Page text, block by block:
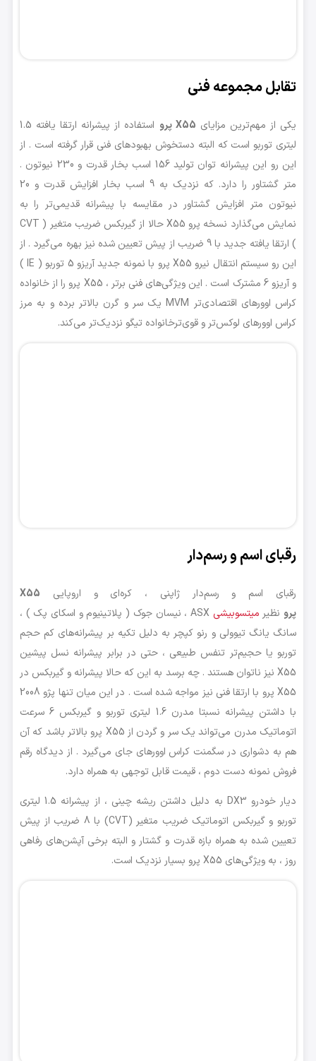
تقابل مجموعه فنی
یکی از مهم‌ترین مزایای X55 پرو
استفاده از پیشرانه ارتقا یافته 1.5
لیتری توربو است که البته دستخوش بهبودهای فنی قرار گرفته است . از
این رو این پیشرانه توان تولید 156 اسب بخار قدرت و 230 نیوتون .
متر گشتاور را دارد. که نزدیک به 9 اسب بخار افزایش قدرت و 20
نیوتون متر افزایش گشتاور در مقایسه با پیشرانه قدیمی‌تر را به
نمایش می‌گذارد نسخه پرو X55 حالا از گیربکس ضریب متغیر ( CVT
) ارتقا یافته جدید با 9 ضریب از پیش تعیین شده نیز بهره می‌گیرد . از
این رو سیستم انتقال نیرو X55 پرو با نمونه جدید آریزو 5 توربو ( IE )
و آریزو 6 مشترک است . این ویژگی‌های فنی برتر ، X55 پرو را از خانواده
کراس اوورهای اقتصادی‌تر MVM یک سر و گرن بالاتر برده و به مرز
کراس اوورهای لوکس‌تر و قوی‌ترخانواده تیگو نزدیک‌تر می‌کند.
رقبای اسم و رسم‌دار
رقبای اسم و رسم‌دار ژاپنی ، کره‌ای و اروپایی X55
پرو نظیر میتسوبیشی
ASX ، نیسان جوک ( پلاتینیوم و اسکای پک ) ،
سانگ یانگ تیوولی و رنو کپچر به دلیل تکیه بر پیشرانه‌های کم حجم
توربو یا حجیم‌تر تنفس طبیعی ، حتی در برابر پیشرانه نسل پیشین
X55 نیز ناتوان هستند . چه برسد به این که حالا پیشرانه و گیربکس در
X55 پرو با ارتقا فنی نیز مواجه شده است . در این میان تنها پژو 2008
با داشتن پیشرانه نسبتا مدرن 1.6 لیتری توربو و گیربکس 6 سرعت
اتوماتیک مدرن می‌تواند یک سر و گردن از X55 پرو بالاتر باشد که آن
هم به دشواری در سگمنت کراس اوورهای جای می‌گیرد . از دیدگاه رقم
فروش نمونه دست دوم ، قیمت قابل توجهی به همراه دارد.
دیار خودرو DX3 به دلیل داشتن ریشه چینی ، از پیشرانه 1.5 لیتری
توربو و گیربکس اتوماتیک ضریب متغیر (CVT) با 8 ضریب از پیش
تعیین شده به همراه بازه قدرت و گشتار و البته برخی آپشن‌های رفاهی
روز ، به ویژگی‌های X55 پرو بسیار نزدیک‌ است.